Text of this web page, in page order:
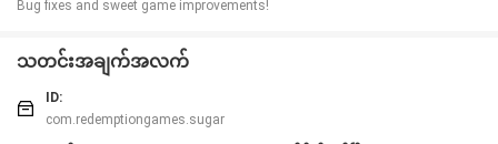
Bug fixes and sweet game improvements!
သတင်းအချက်အလက်
ID:
com.redemptiongames.sugar